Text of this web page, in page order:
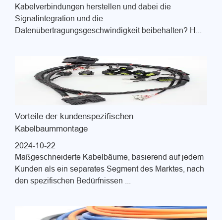
Kabelverbindungen herstellen und dabei die
Signalintegration und die
Datenübertragungsgeschwindigkeit beibehalten? H...
Vorteile der kundenspezifischen
Kabelbaummontage
2024-10-22
Maßgeschneiderte Kabelbäume, basierend auf jedem
Kunden als ein separates Segment des Marktes, nach
den spezifischen Bedürfnissen ...